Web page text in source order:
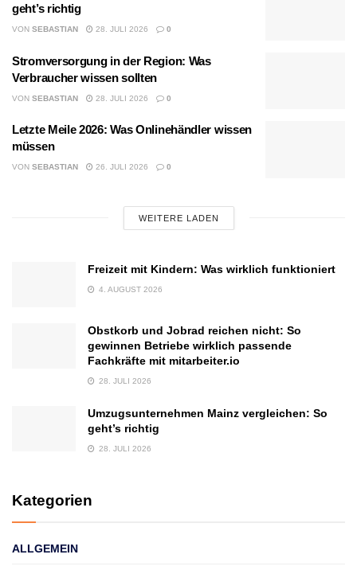
geht’s richtig
VON SEBASTIAN 28. JULI 2026 0
Stromversorgung in der Region: Was
Verbraucher wissen sollten
VON SEBASTIAN 28. JULI 2026 0
Letzte Meile 2026: Was Onlinehändler wissen
müssen
VON SEBASTIAN 26. JULI 2026 0
WEITERE LADEN
Freizeit mit Kindern: Was wirklich funktioniert
4. AUGUST 2026
Obstkorb und Jobrad reichen nicht: So
gewinnen Betriebe wirklich passende
Fachkräfte mit mitarbeiter.io
28. JULI 2026
Umzugsunternehmen Mainz vergleichen: So
geht’s richtig
28. JULI 2026
Kategorien
ALLGEMEIN